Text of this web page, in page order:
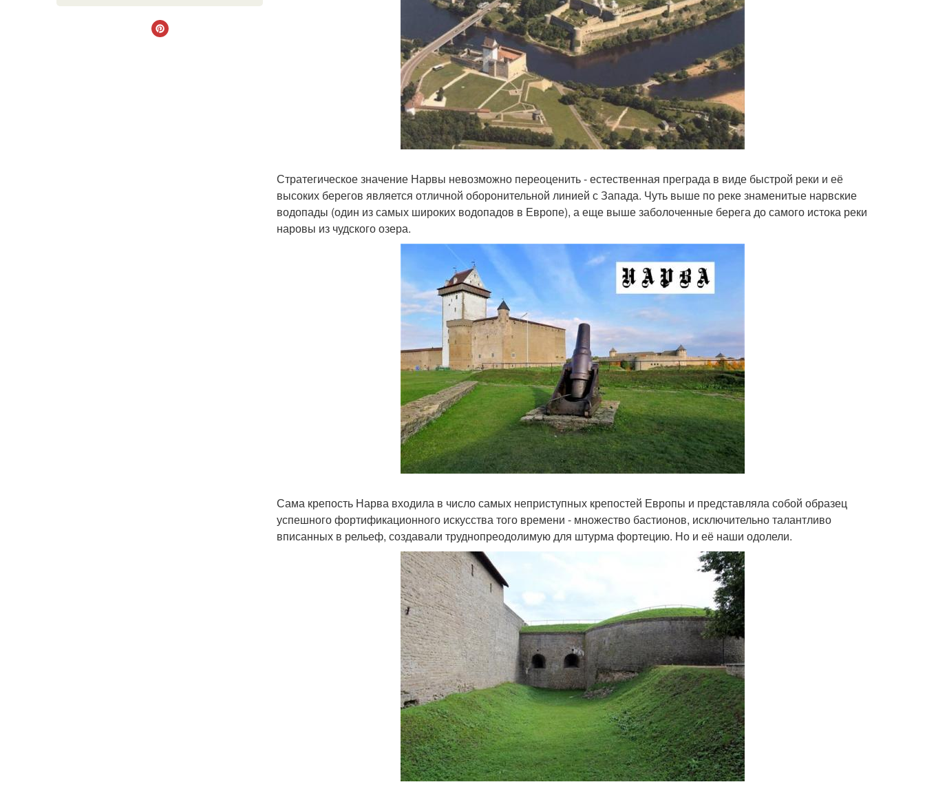
Стратегическое значение Нарвы невозможно переоценить - естественная преграда в виде быстрой реки и её
высоких берегов является отличной оборонительной линией с Запада. Чуть выше по реке знаменитые нарвские
водопады (один из самых широких водопадов в Европе), а еще выше заболоченные берега до самого истока реки
наровы из чудского озера.
Сама крепость Нарва входила в число самых неприступных крепостей Европы и представляла собой образец
успешного фортификационного искусства того времени - множество бастионов, исключительно талантливо
вписанных в рельеф, создавали труднопреодолимую для штурма фортецию. Но и её наши одолели.